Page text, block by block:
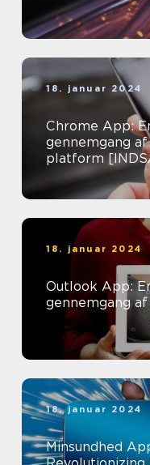
18. januar 2024
Chrome App:
gennemgang
platform
18. januar 2024
Outlook App:
gennemgang
18. januar 2024
Minsundhed